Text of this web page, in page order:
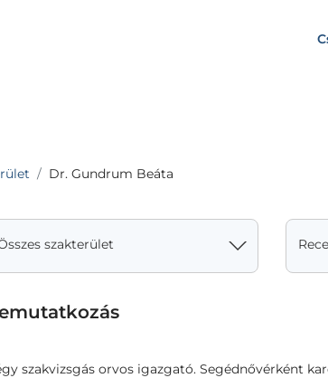
Dr. Gundrum Beáta
szakterület
szakvizsgás orvos igazgató. Segédnővérként